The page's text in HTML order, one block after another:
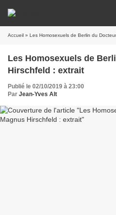
Accueil » Les Homosexuels de Berlin du
Les Homosexuels de
Hirschfeld : extrait
Publié le 02/10/2019 à 23:00
Par Jean-Yves Alt